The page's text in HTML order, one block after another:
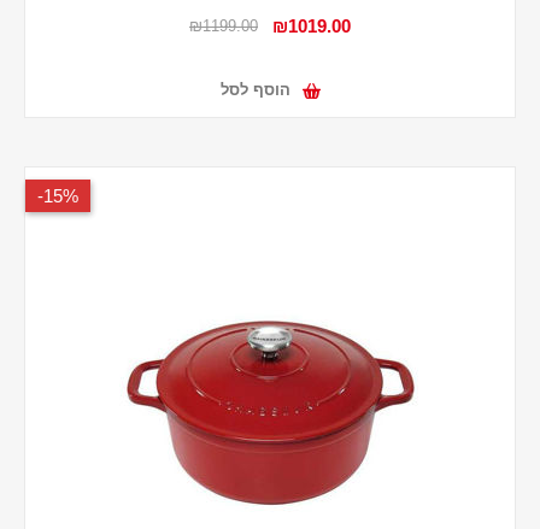
₪1019.00
₪1199.00
הוסף לסל
15%-